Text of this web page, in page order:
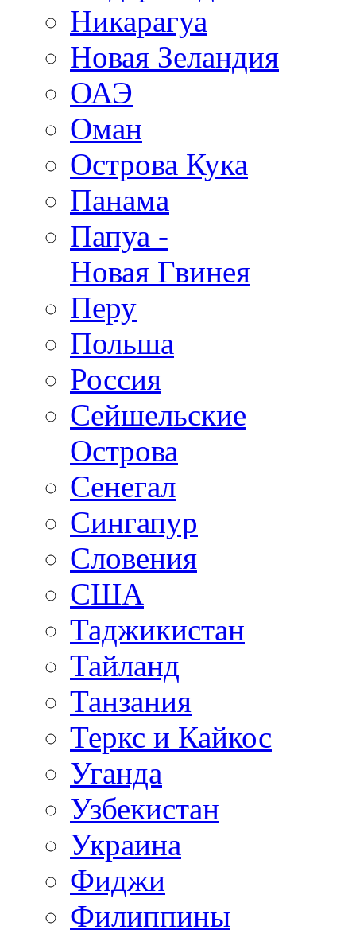
Никарагуа
Новая Зеландия
ОАЭ
Оман
Острова Кука
Панама
Папуа -
Новая Гвинея
Перу
Польша
Россия
Сейшельские
Острова
Сенегал
Сингапур
Словения
США
Таджикистан
Тайланд
Танзания
Теркс и Кайкос
Уганда
Узбекистан
Украина
Фиджи
Филиппины